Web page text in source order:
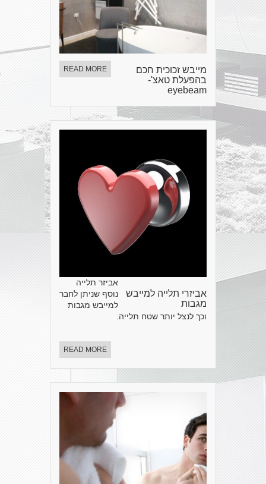
מייבש זכוכית חכם
בהפעלת טאצ'-
eyebeam
READ MORE
אביזרי תלייה למייבש
מגבות
אביזר תלייה
נוסף שניתן לחבר
למייבש מגבות
וכך לנצל יותר שטח תלייה.
READ MORE